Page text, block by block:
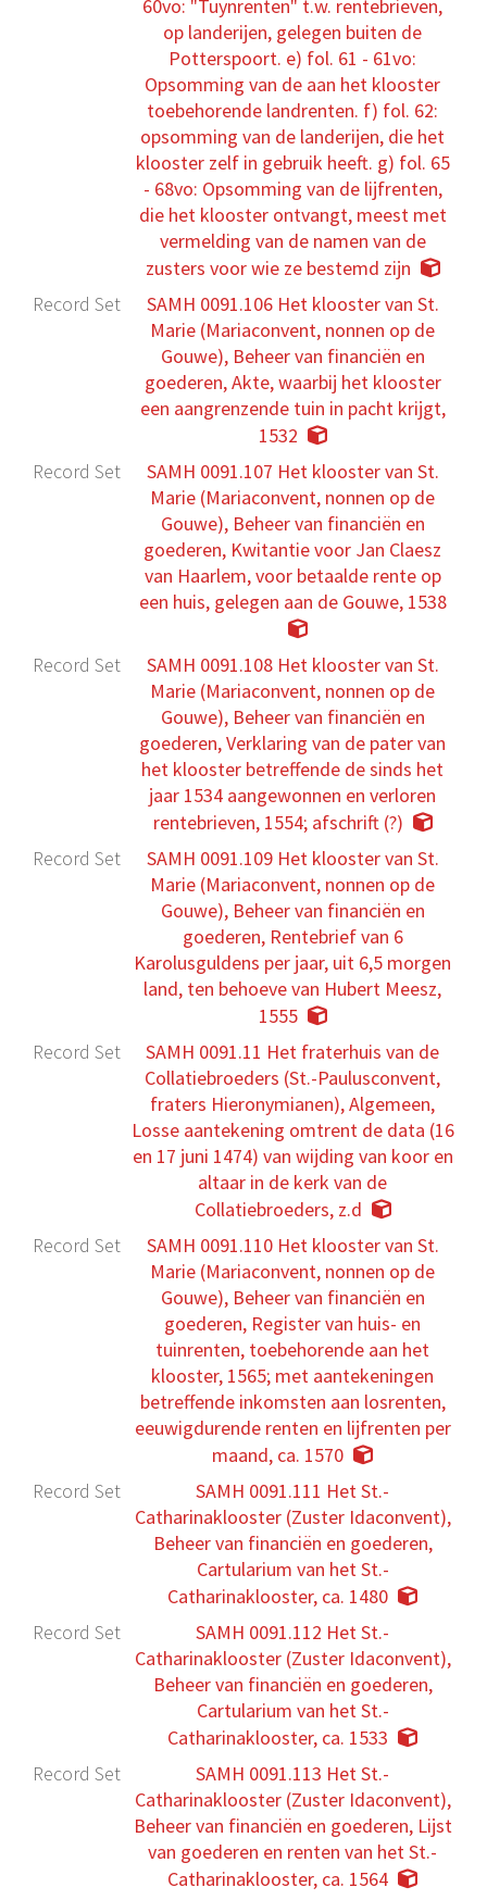
60vo: "Tuynrenten" t.w. rentebrieven,
op landerijen, gelegen buiten de
Potterspoort. e) fol. 61 - 61vo:
Opsomming van de aan het klooster
toebehorende landrenten. f) fol. 62:
opsomming van de landerijen, die het
klooster zelf in gebruik heeft. g) fol. 65
- 68vo: Opsomming van de lijfrenten,
die het klooster ontvangt, meest met
vermelding van de namen van de
zusters voor wie ze bestemd zijn
Record Set
SAMH 0091.106 Het klooster van St.
Marie (Mariaconvent, nonnen op de
Gouwe), Beheer van financiën en
goederen, Akte, waarbij het klooster
een aangrenzende tuin in pacht krijgt,
1532
Record Set
SAMH 0091.107 Het klooster van St.
Marie (Mariaconvent, nonnen op de
Gouwe), Beheer van financiën en
goederen, Kwitantie voor Jan Claesz
van Haarlem, voor betaalde rente op
een huis, gelegen aan de Gouwe, 1538
Record Set
SAMH 0091.108 Het klooster van St.
Marie (Mariaconvent, nonnen op de
Gouwe), Beheer van financiën en
goederen, Verklaring van de pater van
het klooster betreffende de sinds het
jaar 1534 aangewonnen en verloren
rentebrieven, 1554; afschrift (?)
Record Set
SAMH 0091.109 Het klooster van St.
Marie (Mariaconvent, nonnen op de
Gouwe), Beheer van financiën en
goederen, Rentebrief van 6
Karolusguldens per jaar, uit 6,5 morgen
land, ten behoeve van Hubert Meesz,
1555
Record Set
SAMH 0091.11 Het fraterhuis van de
Collatiebroeders (St.-Paulusconvent,
fraters Hieronymianen), Algemeen,
Losse aantekening omtrent de data (16
en 17 juni 1474) van wijding van koor en
altaar in de kerk van de
Collatiebroeders, z.d
Record Set
SAMH 0091.110 Het klooster van St.
Marie (Mariaconvent, nonnen op de
Gouwe), Beheer van financiën en
goederen, Register van huis- en
tuinrenten, toebehorende aan het
klooster, 1565; met aantekeningen
betreffende inkomsten aan losrenten,
eeuwigdurende renten en lijfrenten per
maand, ca. 1570
Record Set
SAMH 0091.111 Het St.-
Catharinaklooster (Zuster Idaconvent),
Beheer van financiën en goederen,
Cartularium van het St.-
Catharinaklooster, ca. 1480
Record Set
SAMH 0091.112 Het St.-
Catharinaklooster (Zuster Idaconvent),
Beheer van financiën en goederen,
Cartularium van het St.-
Catharinaklooster, ca. 1533
Record Set
SAMH 0091.113 Het St.-
Catharinaklooster (Zuster Idaconvent),
Beheer van financiën en goederen, Lijst
van goederen en renten van het St.-
Catharinaklooster, ca. 1564